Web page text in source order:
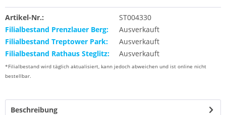
Artikel-Nr.:
ST004330
Filialbestand Prenzlauer Berg:
Ausverkauft
Filialbestand Treptower Park:
Ausverkauft
Filialbestand Rathaus Steglitz:
Ausverkauft
*Filialbestand wird täglich aktualisiert, kann jedoch abweichen und ist online nicht
bestellbar.
Beschreibung